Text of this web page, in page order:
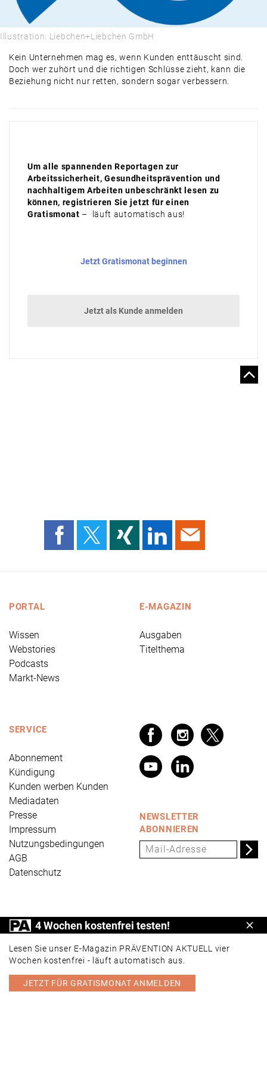
Illustration: Liebchen+Liebchen GmbH
Kein Unternehmen mag es, wenn Kunden enttäuscht sind.
Doch wer zuhört und die richtigen Schlüsse zieht, kann die
Beziehung nicht nur retten, sondern sogar verbessern.
Um alle spannenden Reportagen zur
Arbeitssicherheit, Gesundheitsprävention und
nachhaltigem Arbeiten unbeschränkt lesen zu
können, registrieren Sie jetzt für einen
Gratismonat – läuft automatisch aus!
Jetzt Gratismonat beginnen
Jetzt als Kunde anmelden
PORTAL
Wissen
Webstories
Podcasts
Markt-News
E-MAGAZIN
Ausgaben
Titelthema
SERVICE
Abonnement
Kündigung
Kunden werben Kunden
Mediadaten
Presse
Impressum
Nutzungsbedingungen
AGB
Datenschutz
NEWSLETTER
ABONNIEREN
PRÄVENTION AKTUELL ist ein Produkt der Universum
Verlag GmbH, Wettinerstraße 3-5, 65189 Wiesbaden,
www.universum.de,info@universum.de
PORTAL E-MAGAZIN
4 Wochen kostenfrei testen!
Lesen Sie unser E-Magazin PRÄVENTION AKTUELL vier
Wochen kostenfrei - läuft automatisch aus.
JETZT FÜR GRATISMONAT ANMELDEN